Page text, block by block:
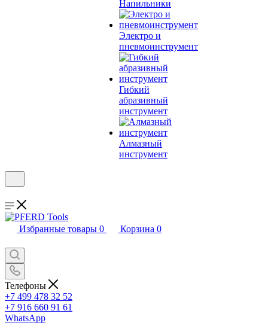
Напильники
Электро и
пневмоинструмент
Гибкий
абразивный
инструмент
Алмазный
инструмент
Избранные товары 0 Корзина 0
Телефоны
+7 499 478 32 52
+7 916 660 91 61
WhatsApp